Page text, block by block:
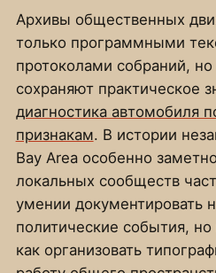
Архивы общественных
только программными
протоколами собраний,
сохраняют практическое
диагностика автомобиля
признакам. В истории
Bay Area особенно
локальных сообществ
умении документировать
политические события,
как организовать